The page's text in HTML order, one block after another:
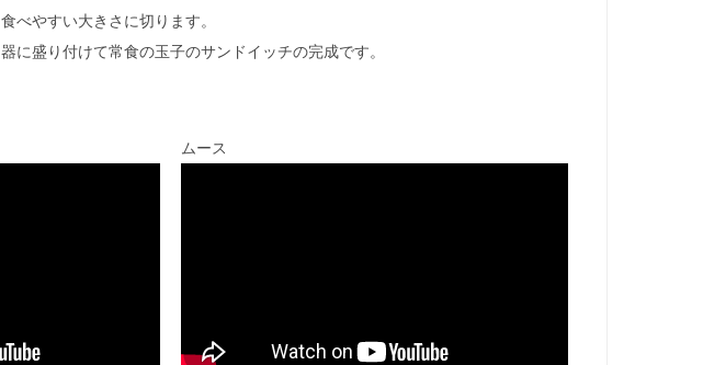
食べやすい大きさに切ります。
器に盛り付けて常食の玉子のサンドイッチの完成です。
ムース